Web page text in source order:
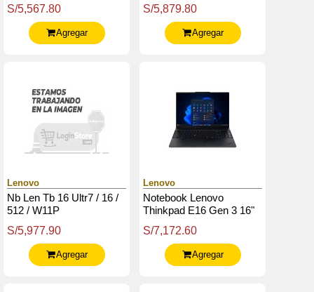
S/5,567.80
Agregar
5.1Ghz, 16Gb Ddr5-5600
S/5,879.80
Agregar
Lenovo
Nb Len Tb 16 Ultr7 / 16 /
512 / W11P
S/5,977.90
Agregar
Lenovo
Notebook Lenovo
Thinkpad E16 Gen 3 16"
255H Hasta 4.8Ghz,
16Gb Ddr5
S/7,172.60
Agregar